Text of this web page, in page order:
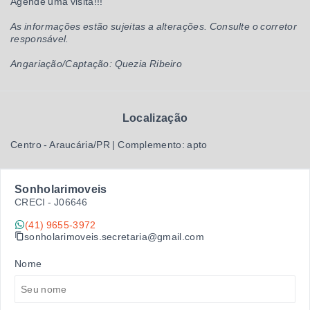
As informações estão sujeitas a alterações. Consulte o corretor
responsável.
Angariação/Captação: Quezia Ribeiro
Localização
Centro - Araucária/PR | Complemento: apto
Sonholarimoveis
CRECI - J06646
(41) 9655-3972
sonholarimoveis.secretaria@gmail.com
Nome